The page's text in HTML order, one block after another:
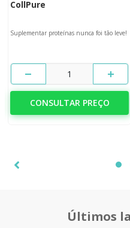
CollPure
Suplementar proteínas nunca foi tão leve!
1
CONSULTAR PREÇO
Últimos